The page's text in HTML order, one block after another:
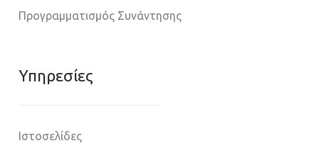
Προγραμματισμός Συνάντησης
Υπηρεσίες
Ιστοσελίδες